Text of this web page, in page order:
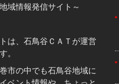
域情報発信サイト～
は、石鳥谷ＣＡＴが運営
。
市の中でも石鳥谷地域に